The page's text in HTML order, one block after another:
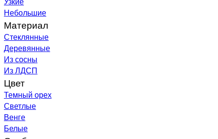
Небольшие
Материал
Стеклянные
Деревянные
Из сосны
Из ЛДСП
Цвет
Темный орех
Светлые
Венге
Белые